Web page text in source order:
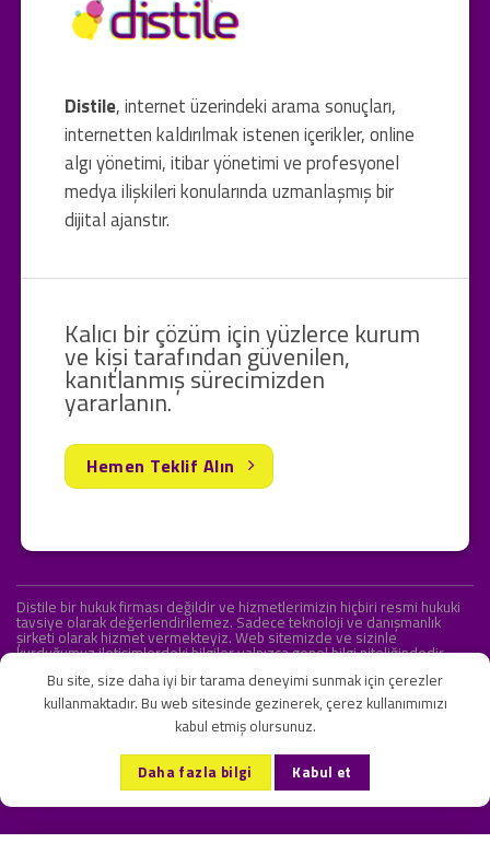
Distile, internet üzerindeki arama sonuçları,
internetten kaldırılmak istenen içerikler, online
algı yönetimi, itibar yönetimi ve profesyonel
medya ilişkileri konularında uzmanlaşmış bir
dijital ajanstır.
Kalıcı bir çözüm için yüzlerce kurum
ve kişi tarafından güvenilen,
kanıtlanmış sürecimizden
yararlanın.
Hemen Teklif Alın
Distile bir hukuk firması değildir ve hizmetlerimizin hiçbiri resmi hukuki
tavsiye olarak değerlendirilemez. Sadece teknoloji ve danışmanlık
şirketi olarak hizmet vermekteyiz. Web sitemizde ve sizinle
kurduğumuz iletişimlerdeki bilgiler yalnızca genel bilgi niteliğindedir.
KVKK ve Gizlilik Sözleşmesi S.S.S. İletişim
Copyright 2026 ©Onlipr Teknoloji ve Ticaret A.Ş.
Bu site, size daha iyi bir tarama deneyimi sunmak için çerezler
kullanmaktadır. Bu web sitesinde gezinerek, çerez kullanımımızı
kabul etmiş olursunuz.
Daha fazla bilgi Kabul et